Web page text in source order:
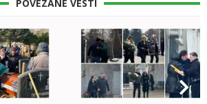
POVEZANE VESTI